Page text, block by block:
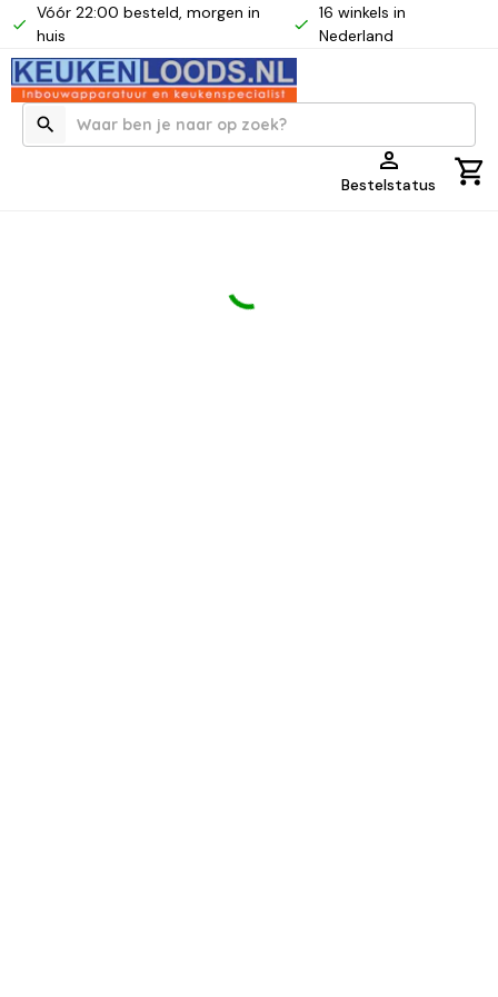
Vóór 22:00 besteld, morgen in
huis
16 winkels in
Nederland
Bestelstatus